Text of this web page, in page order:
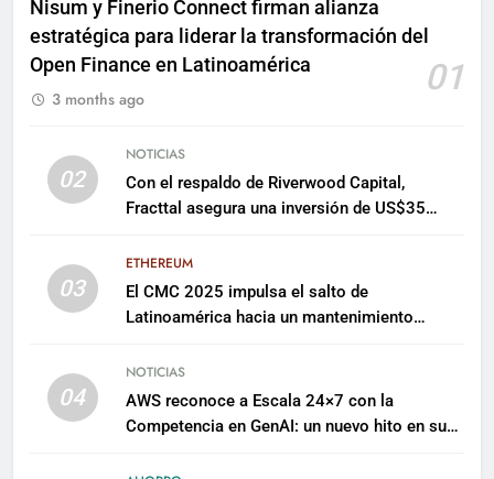
Nisum y Finerio Connect firman alianza
estratégica para liderar la transformación del
Open Finance en Latinoamérica
01
3 months ago
02
NOTICIAS
Con el respaldo de Riverwood Capital,
Fracttal asegura una inversión de US$35
03
ETHEREUM
El CMC 2025 impulsa el salto de
Latinoamérica hacia un mantenimiento
04
NOTICIAS
AWS reconoce a Escala 24×7 con la
Competencia en GenAI: un nuevo hito en su